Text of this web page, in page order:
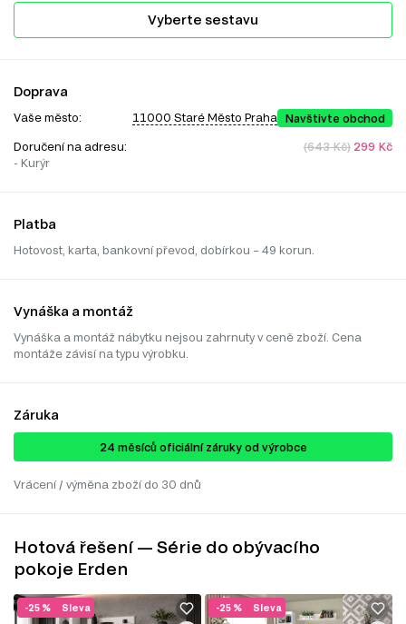
Vyberte sestavu
Doprava
Vaše město: 11000 Staré Město Praha Navštivte obchod
Doručení na adresu:
- Kurýr
(643 Kč) 299 Kč
Platba
Hotovost, karta, bankovní převod, dobírkou – 49 korun.
Vynáška a montáž
Vynáška a montáž nábytku nejsou zahrnuty v ceně zboží. Cena
montáže závisí na typu výrobku.
Záruka
24 ​​​​měsíců oficiální záruky od výrobce
Vrácení / výměna zboží do 30 dnů
Hotová řešení — Série do obývacího
pokoje Erden
Sleva
-25 % Sleva
-25 %